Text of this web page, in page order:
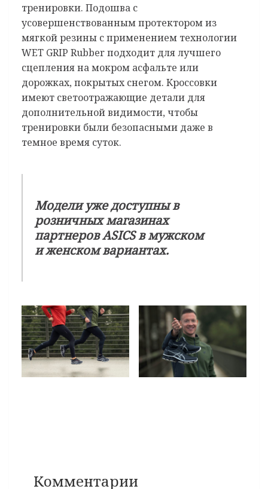
тренировки. Подошва с
усовершенствованным протектором из
мягкой резины с применением технологии
WET GRIP Rubber подходит для лучшего
сцепления на мокром асфальте или
дорожках, покрытых снегом. Кроссовки
имеют светоотражающие детали для
дополнительной видимости, чтобы
тренировки были безопасными даже в
темное время суток.
Модели уже доступны в
розничных магазинах
партнеров ASICS в мужском
и женском вариантах.
Комментарии